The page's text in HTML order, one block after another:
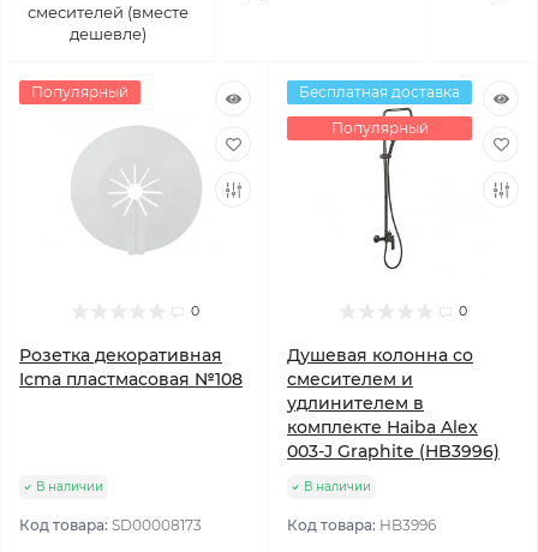
смесителей (вместе
дешевле)
Популярный
0
Розетка декоративная
Icma пластмасовая №108
В наличии
Код товара: SD00008173
Бесплатная доставка
Популярный
0
Душевая колонна со
смесителем и
удлинителем в
комплекте Haiba Alex
003-J Graphite (HB3996)
В наличии
Код товара: HB3996